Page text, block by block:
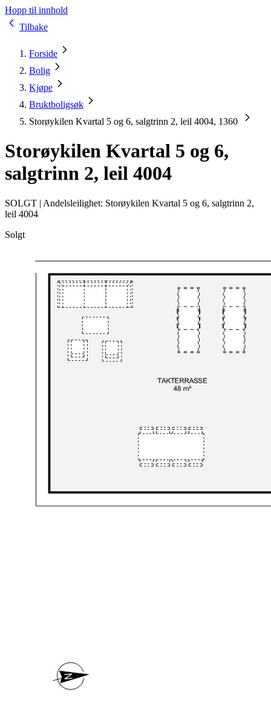
Hopp til innhold
Tilbake
Forside
Bolig
Kjøpe
Bruktboligsøk
Storøykilen Kvartal 5 og 6, salgtrinn 2, leil 4004, 1360
Storøykilen Kvartal 5 og 6,
salgtrinn 2, leil 4004
SOLGT | Andelsleilighet: Storøykilen Kvartal 5 og 6, salgtrinn 2,
leil 4004
Solgt